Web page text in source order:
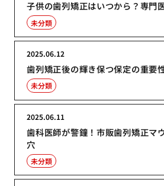
子供の歯列矯正はいつから？専門
未分類
歯列矯正後の輝き保つ保定の重要
2025.06.12
未分類
歯科医師が警鐘！市販歯列矯正マ
穴
2025.06.11
未分類